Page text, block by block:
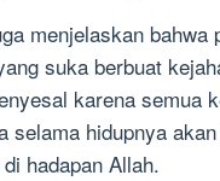
menjelaskan bahwa
suka berbuat
karena semua
selama hidupnya
hadapan Allah.